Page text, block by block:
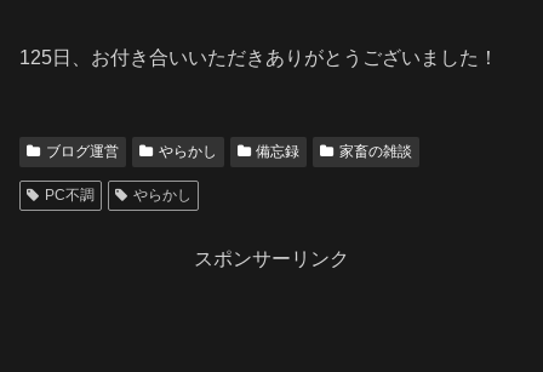
125日、お付き合いいただきありがとうございました！
ブログ運営 やらかし 備忘録 家畜の雑談
PC不調 やらかし
スポンサーリンク